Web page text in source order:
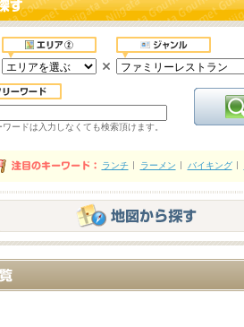
ードは入力しなくても検索頂けます。
ランチ ラーメン バイキング